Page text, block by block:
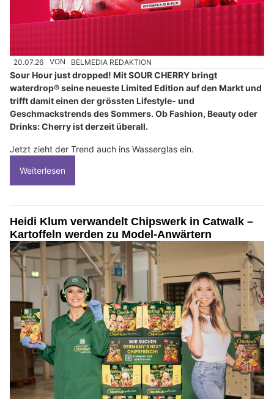
20.07.26 VON BELMEDIA REDAKTION
Sour Hour just dropped! Mit SOUR CHERRY bringt
waterdrop® seine neueste Limited Edition auf den Markt und
trifft damit einen der grössten Lifestyle- und
Geschmackstrends des Sommers. Ob Fashion, Beauty oder
Drinks: Cherry ist derzeit überall.
Jetzt zieht der Trend auch ins Wasserglas ein.
Weiterlesen
Heidi Klum verwandelt Chipswerk in Catwalk –
Kartoffeln werden zu Model-Anwärtern